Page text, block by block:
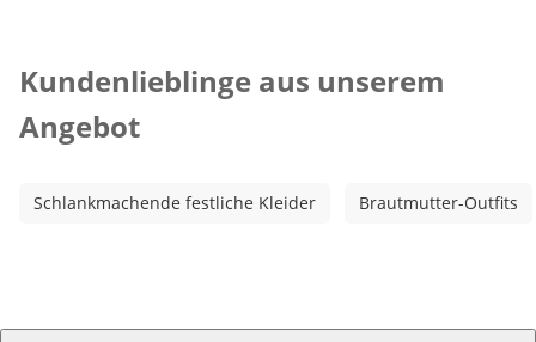
Kundenlieblinge aus unserem
Angebot
Schlankmachende festliche Kleider Brautmutter-Outfits